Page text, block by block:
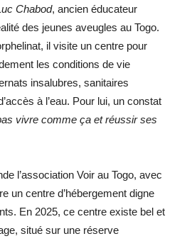
Chabod, ancien éducateur
des jeunes aveugles au Togo.
il visite un centre pour
les conditions de vie
insalubres, sanitaires
à l’eau. Pour lui, un constat
vivre comme ça et réussir ses
l’association Voir au Togo, avec
un centre d’hébergement digne
En 2025, ce centre existe bel et
situé sur une réserve